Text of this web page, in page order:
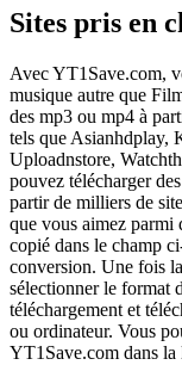
Sites pris en
Avec YT1Save.com,
musique autre que
des mp3 ou mp4 à
tels que Asianhdplay,
Uploadnstore,
pouvez télécharger
partir de milliers de
que vous aimez parmi
copié dans le champ
conversion. Une fois
sélectionner le format
téléchargement et
ou ordinateur. Vous
YT1Save.com dans la